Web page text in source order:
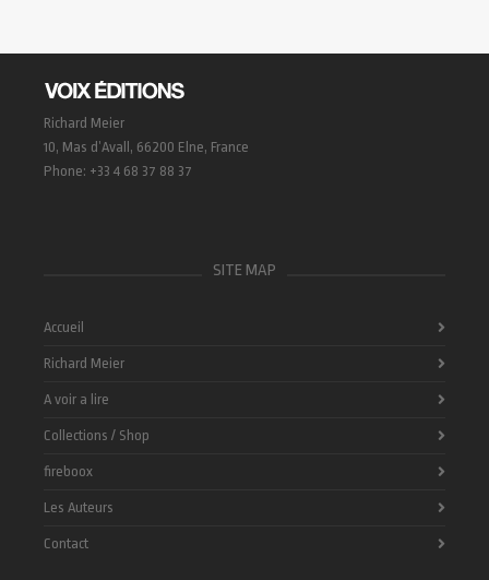
Richard Meier
10, Mas d’Avall, 66200 Elne, France
Phone: +33 4 68 37 88 37
SITE MAP
Accueil
Richard Meier
A voir a lire
Collections / Shop
fireboox
Les Auteurs
Contact